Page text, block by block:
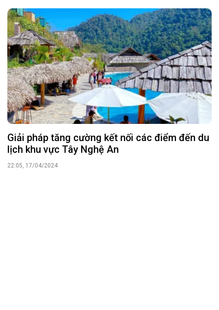
Giải pháp tăng cường kết nối các điểm đến du
lịch khu vực Tây Nghệ An
22:05, 17/04/2024